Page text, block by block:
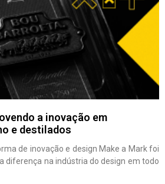
a inovação em
e destilados
de inovação e design Make a Mark foi
diferença na indústria do design em todo